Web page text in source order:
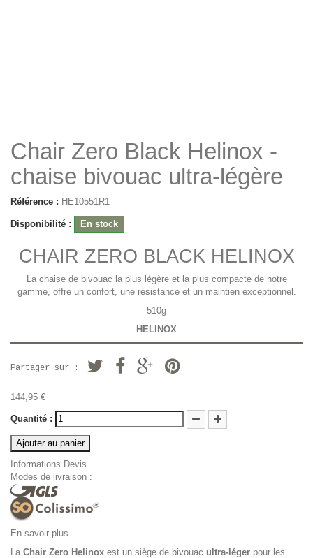
Chair Zero Black Helinox -
chaise bivouac ultra-légère
Référence : HE10551R1
Disponibilité : En stock
CHAIR ZERO BLACK HELINOX
La chaise de bivouac la plus légère et la plus compacte de notre
gamme, offre un confort, une résistance et un maintien exceptionnel.
510g
HELINOX
Partager sur :
144,95 €
Quantité :
Ajouter au panier
Informations Devis
Modes de livraison :
En savoir plus
La Chair Zero Helinox est un siège de bivouac ultra-léger pour les